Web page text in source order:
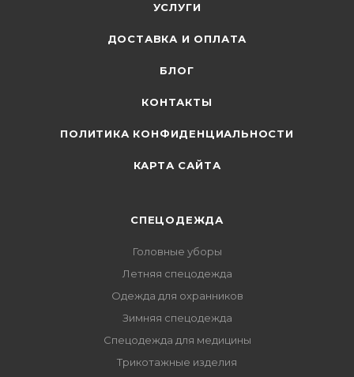
УСЛУГИ
ДОСТАВКА И ОПЛАТА
БЛОГ
КОНТАКТЫ
ПОЛИТИКА КОНФИДЕНЦИАЛЬНОСТИ
КАРТА САЙТА
СПЕЦОДЕЖДА
Головные уборы
Летняя спецодежда
Одежда для охранников
Зимняя спецодежда
Спецодежда для медицины
Трикотажные изделия